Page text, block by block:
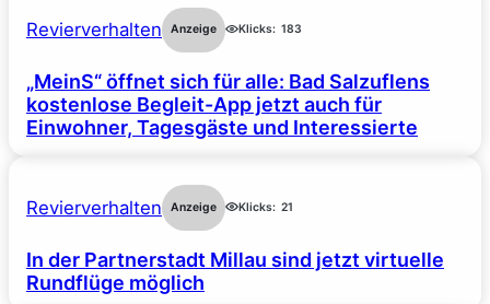
Revierverhalten Anzeige Klicks: 183
„MeinS“ öffnet sich für alle: Bad Salzuflens
kostenlose Begleit-App jetzt auch für
Einwohner, Tagesgäste und Interessierte
Revierverhalten Anzeige Klicks: 21
In der Partnerstadt Millau sind jetzt virtuelle
Rundflüge möglich